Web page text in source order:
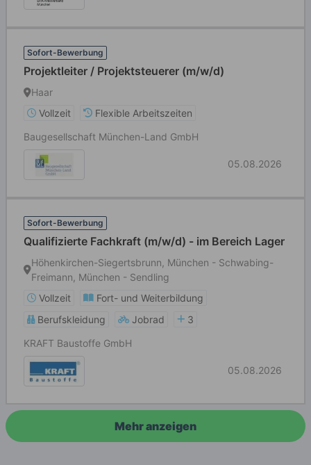
Sofort-Bewerbung
Projektleiter / Projektsteuerer (m/w/d)
Haar
Vollzeit
Flexible Arbeitszeiten
Baugesellschaft München-Land GmbH
05.08.2026
Sofort-Bewerbung
Qualifizierte Fachkraft (m/w/d) - im Bereich Lager
Höhenkirchen-Siegertsbrunn, München - Schwabing-
Freimann, München - Sendling
Vollzeit
Fort- und Weiterbildung
Berufskleidung
Jobrad
3
KRAFT Baustoffe GmbH
05.08.2026
Mehr anzeigen